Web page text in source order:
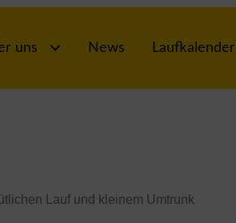
uns News Laufkalender
Lauf und kleinem Umtrunk